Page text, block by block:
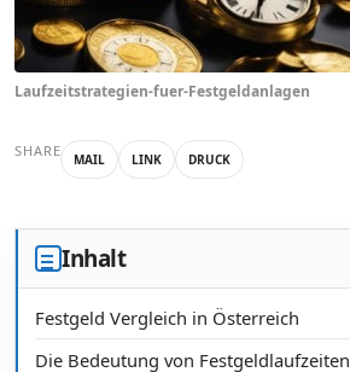
Laufzeitstrategien-fuer-Festgeldanlagen
SHARE MAIL LINK DRUCK
Inhalt
Festgeld Vergleich in Österreich
Die Bedeutung von Festgeldlaufzeiten